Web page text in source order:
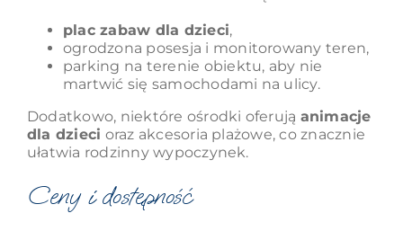
plac zabaw dla dzieci,
ogrodzona posesja i monitorowany teren,
parking na terenie obiektu, aby nie
martwić się samochodami na ulicy.
Dodatkowo, niektóre ośrodki oferują animacje
dla dzieci oraz akcesoria plażowe, co znacznie
ułatwia rodzinny wypoczynek.
Ceny i dostępność